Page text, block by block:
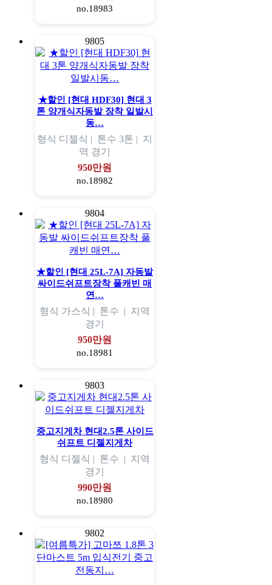
no.18983
9805
★할인 [현대 HDF30] 현대 3
톤 양개식자동발 장착 일발시
동…
형식 디젤식 | 톤수 3톤 | 지
역 경기
950만원
no.18982
9804
★할인 [현대 25L-7A] 자동발
싸이드쉬프트장착 풀캐빈 매
연…
형식 가스식 | 톤수 | 지역
경기
950만원
no.18981
9803
중고지게차 현대2.5톤 사이드
쉬프트 디젤지게차
형식 디젤식 | 톤수 | 지역
경기
990만원
no.18980
9802